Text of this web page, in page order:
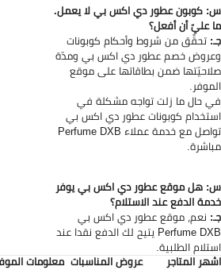
كوبون عطور دي اكس بي لا يعمل.
عليّ أن أفعل؟
تحقَّق من شروط وأحكام كوبونات
خصم عطور دي اكس بي ومدّة
ضمن بطاقاتها على موقع
حال ما زلت تواجه مشكلة في
كوبونات عطور دي اكس بي
تواصل مع خدمة عملاء Perfume DXB
هل موقع عطور دي اكس بي يوفر
الدفع عند الاستلام؟
نعم، موقع عطور دي اكس بي
Perfume DXB يتيح لك الدفع نقدا عند
الطلبية.
المتاجر
عروض المناسبات معلومات الموفر